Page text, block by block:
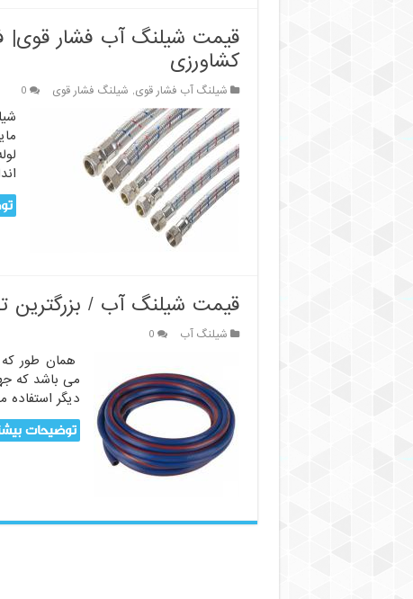
قیمت شیلنگ آب فشار قوی|
کشاورزی
شیلنگ آب فشار قوی, شیلنگ فشار قوی 0
قیمت شیلنگ آب / بزرگترین
شیلنگ آب 0
همان طور
می باشد که
دیگر
توضیحات